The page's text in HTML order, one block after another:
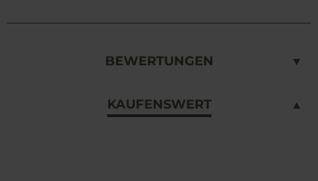
BEWERTUNGEN
KAUFENSWERT